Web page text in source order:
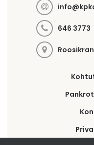
646 3773